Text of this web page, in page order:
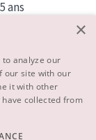
ans
×
to analyze our
our site with our
it with other
collected from